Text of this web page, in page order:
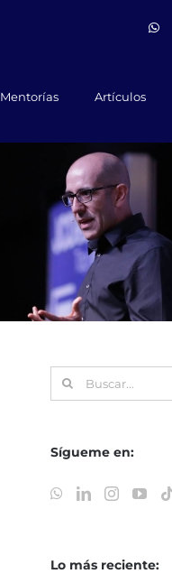
Mentorías Artículos
Buscar:
Sígueme en:
Lo más reciente: